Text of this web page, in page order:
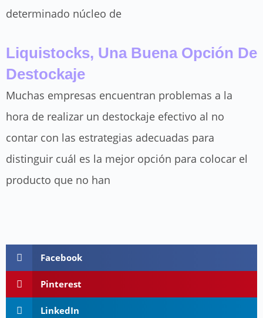
determinado núcleo de
Liquistocks, Una Buena Opción De
Destockaje
Muchas empresas encuentran problemas a la
hora de realizar un destockaje efectivo al no
contar con las estrategias adecuadas para
distinguir cuál es la mejor opción para colocar el
producto que no han
Facebook
Pinterest
LinkedIn